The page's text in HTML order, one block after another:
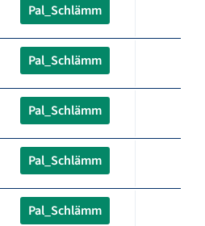
Pal_Schlämm
Pal_Schlämm
Pal_Schlämm
Pal_Schlämm
Pal_Schlämm